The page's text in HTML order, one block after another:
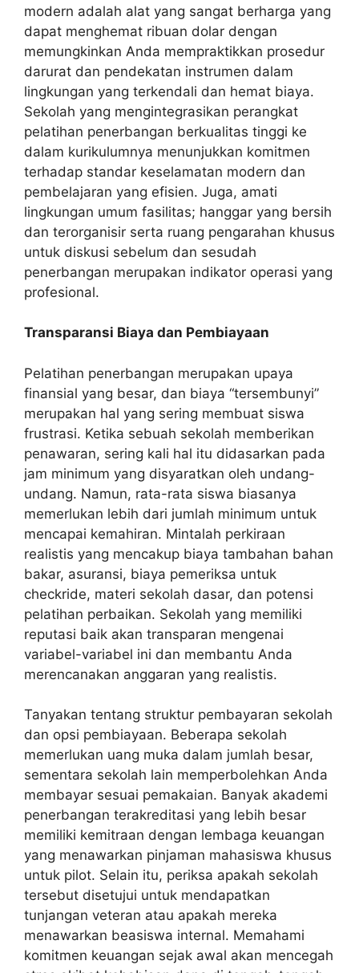
modern adalah alat yang sangat berharga yang
dapat menghemat ribuan dolar dengan
memungkinkan Anda mempraktikkan prosedur
darurat dan pendekatan instrumen dalam
lingkungan yang terkendali dan hemat biaya.
Sekolah yang mengintegrasikan perangkat
pelatihan penerbangan berkualitas tinggi ke
dalam kurikulumnya menunjukkan komitmen
terhadap standar keselamatan modern dan
pembelajaran yang efisien. Juga, amati
lingkungan umum fasilitas; hanggar yang bersih
dan terorganisir serta ruang pengarahan khusus
untuk diskusi sebelum dan sesudah
penerbangan merupakan indikator operasi yang
profesional.
Transparansi Biaya dan Pembiayaan
Pelatihan penerbangan merupakan upaya
finansial yang besar, dan biaya “tersembunyi”
merupakan hal yang sering membuat siswa
frustrasi. Ketika sebuah sekolah memberikan
penawaran, sering kali hal itu didasarkan pada
jam minimum yang disyaratkan oleh undang-
undang. Namun, rata-rata siswa biasanya
memerlukan lebih dari jumlah minimum untuk
mencapai kemahiran. Mintalah perkiraan
realistis yang mencakup biaya tambahan bahan
bakar, asuransi, biaya pemeriksa untuk
checkride, materi sekolah dasar, dan potensi
pelatihan perbaikan. Sekolah yang memiliki
reputasi baik akan transparan mengenai
variabel-variabel ini dan membantu Anda
merencanakan anggaran yang realistis.
Tanyakan tentang struktur pembayaran sekolah
dan opsi pembiayaan. Beberapa sekolah
memerlukan uang muka dalam jumlah besar,
sementara sekolah lain memperbolehkan Anda
membayar sesuai pemakaian. Banyak akademi
penerbangan terakreditasi yang lebih besar
memiliki kemitraan dengan lembaga keuangan
yang menawarkan pinjaman mahasiswa khusus
untuk pilot. Selain itu, periksa apakah sekolah
tersebut disetujui untuk mendapatkan
tunjangan veteran atau apakah mereka
menawarkan beasiswa internal. Memahami
komitmen keuangan sejak awal akan mencegah